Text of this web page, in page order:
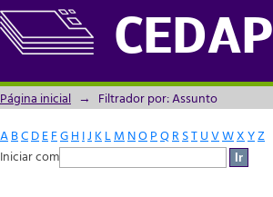
CEDAP
Filtrador por: Assunto
Página inicial → Filtrador por: Assunto
ABCDEFGH IJ KLM NOPQRSTUVWXYZ
Iniciar com